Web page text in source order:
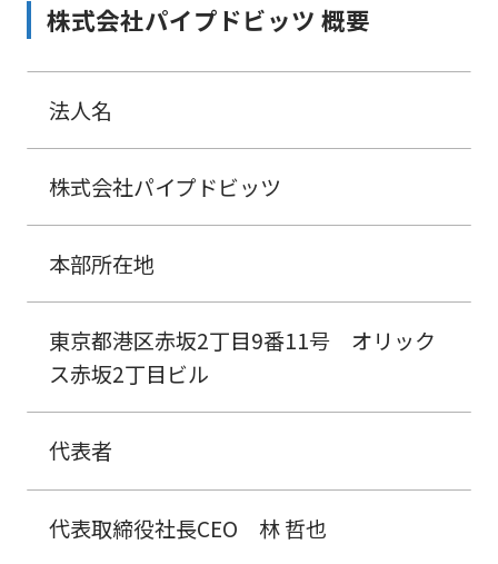
株式会社パイプドビッツ 概要
法人名
株式会社パイプドビッツ
本部所在地
東京都港区赤坂2丁目9番11号 オリック
ス赤坂2丁目ビル
代表者
代表取締役社長CEO 林 哲也